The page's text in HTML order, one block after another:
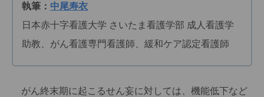
執筆： 中尾寿衣
日本赤十字看護大学 さいたま看護学部 成人看護学
助教、がん看護専門看護師、緩和ケア認定看護師
がん終末期に起こるせん妄に対しては、機能低下など